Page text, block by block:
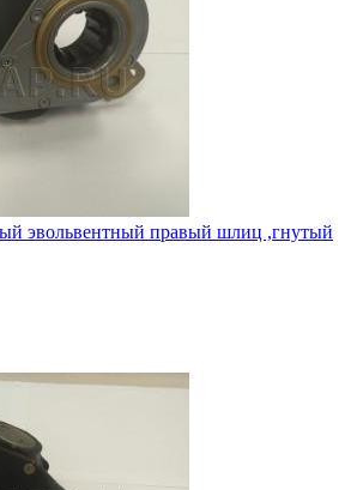
эвольвентный правый шлиц ,гнутый